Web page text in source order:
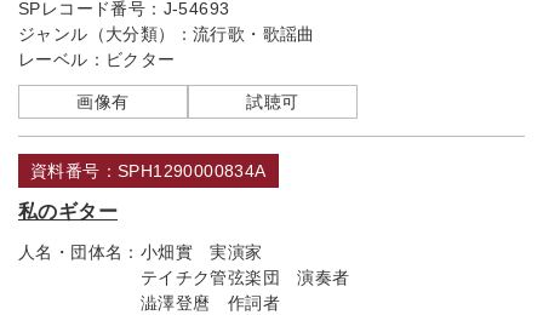
SPレコード番号： J-54693
ジャンル（大分類）： 流行歌・歌謡曲
レーベル： ビクター
画像有 試聴可
資料番号：SPH1290000834A
私のギター
人名・団体名： 小畑實 実演家
テイチク管弦楽団 演奏者
澁澤登麿 作詞者